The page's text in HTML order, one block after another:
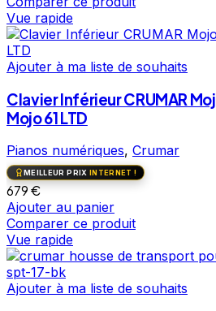
Vue rapide
Ajouter à ma liste de souhaits
Clavier Inférieur CRUMAR
Mojo 61 LTD
Pianos numériques, Crumar
MEILLEUR PRIX INTERNET !
679€
Ajouter au panier
Comparer ce produit
Vue rapide
Ajouter à ma liste de souhaits